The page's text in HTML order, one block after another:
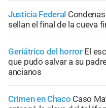
Justicia Federal
sellan el final de la cueva
Geriátrico del horror El
que pudo salvar a su
ancianos
Crimen en Chaco Caso